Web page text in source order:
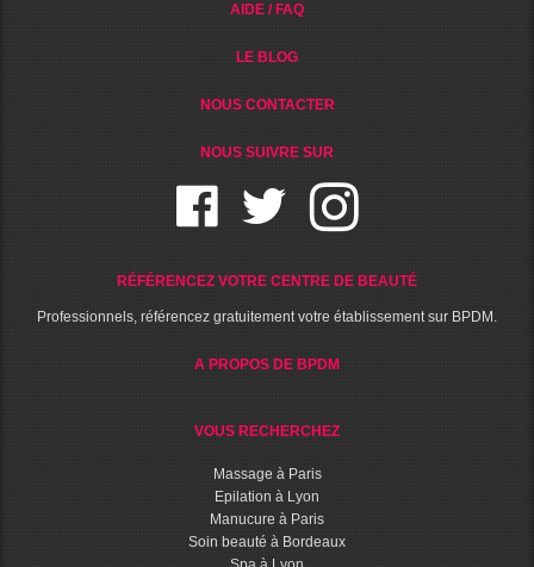
AIDE / FAQ
LE BLOG
NOUS CONTACTER
NOUS SUIVRE SUR
RÉFÉRENCEZ VOTRE CENTRE DE BEAUTÉ
Professionnels, référencez gratuitement votre établissement sur BPDM.
A PROPOS DE BPDM
VOUS RECHERCHEZ
Massage à Paris
Epilation à Lyon
Manucure à Paris
Soin beauté à Bordeaux